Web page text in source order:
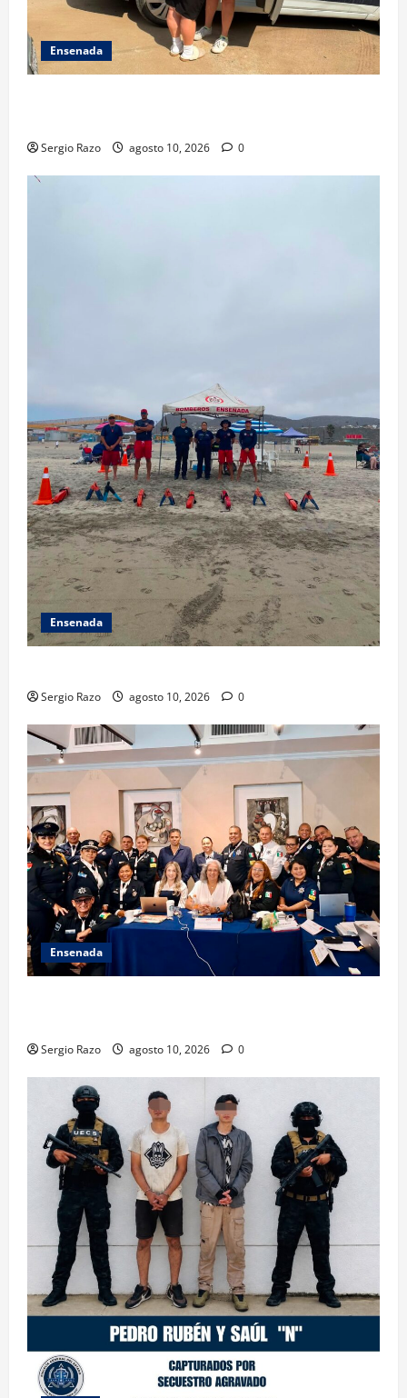
Ensenada
Sergio Razo agosto 10, 2026 0
Ensenada
Sergio Razo agosto 10, 2026 0
Ensenada
Sergio Razo agosto 10, 2026 0